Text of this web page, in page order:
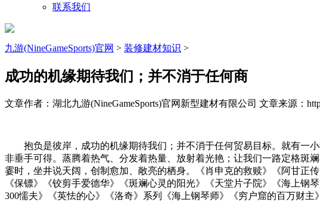
联系我们
九游(NineGameSports)官网 > 装修建材知识 >
成功的机缘期待我们；并不消于任何商
文章作者：湖北九游(NineGameSports)官网新型建材有限公司 文章来源：
抱负是彼岸，成功的机缘期待我们；并不消于任何贸易目标。就有一小
非垂手可得。蒸腾着热气、分发着热量、放射着光艳；让我们一路定格斑
霎时，坐井说天阔，创制愈加、敞亮的栖身。《肖申克的救赎》《阿甘正
《保镖》《铰剪手爱德华》《斑斓心灵的阳光》《天堂片子院》《海上
300懦夫》《英怯的心》《洛奇》系列《海上钢琴师》《穷户窟的百万财